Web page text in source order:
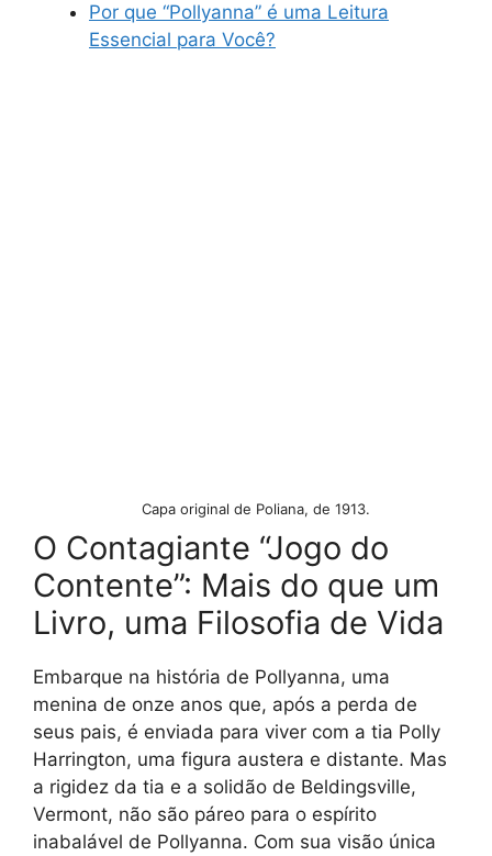
Por que “Pollyanna” é uma Leitura
Essencial para Você?
Capa original de Poliana, de 1913.
O Contagiante “Jogo do
Contente”: Mais do que um
Livro, uma Filosofia de Vida
Embarque na história de Pollyanna, uma
menina de onze anos que, após a perda de
seus pais, é enviada para viver com a tia Polly
Harrington, uma figura austera e distante. Mas
a rigidez da tia e a solidão de Beldingsville,
Vermont, não são páreo para o espírito
inabalável de Pollyanna. Com sua visão única